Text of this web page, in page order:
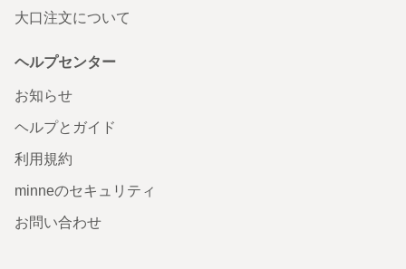
大口注文について
ヘルプセンター
お知らせ
ヘルプとガイド
利用規約
minneのセキュリティ
お問い合わせ